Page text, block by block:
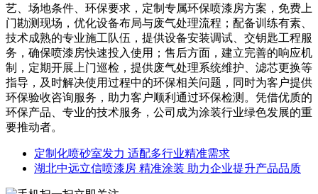
艺、场地条件、环保要求，定制专属环保喷漆房方案，免费上
门勘测现场，优化设备布局与废气处理流程；配备训练有素、
技术成熟的专业施工队伍，提供设备安装调试、交钥匙工程服
务，确保喷漆房快速投入使用；售后方面，建立完善的响应机
制，定期开展上门巡检，提供废气处理系统维护、滤芯更换等
指导，及时解决使用过程中的环保相关问题，同时为客户提供
环保验收咨询服务，助力客户顺利通过环保检测。凭借优质的
环保产品、专业的技术服务，公司成为涂装行业绿色发展的重
要推动者。
定制化喷砂室发力 适配多行业精准需求
湖北中远立信喷漆房 精准涂装 助力企业提升产品品质